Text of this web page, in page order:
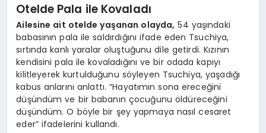
Otelde Pala ile Kovaladı
Ailesine ait otelde yaşanan olayda, 54 yaşındaki
babasının pala ile saldırdığını ifade eden Tsuchiya,
sırtında kanlı yaralar oluştuğunu dile getirdi. Kızının
kendisini pala ile kovaladığını ve bir odada kapıyı
kilitleyerek kurtulduğunu söyleyen Tsuchiya, yaşadığı
kabus anlarını anlattı. “Hayatımın sona ereceğini
düşündüm ve bir babanın çocuğunu öldüreceğini
düşündüm. O böyle bir şey yapmaya nasıl cesaret
eder” ifadelerini kullandı.